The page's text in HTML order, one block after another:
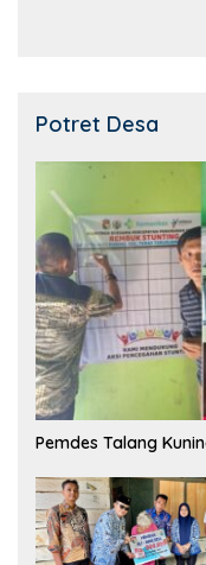
Potret Desa
Pemdes Talang